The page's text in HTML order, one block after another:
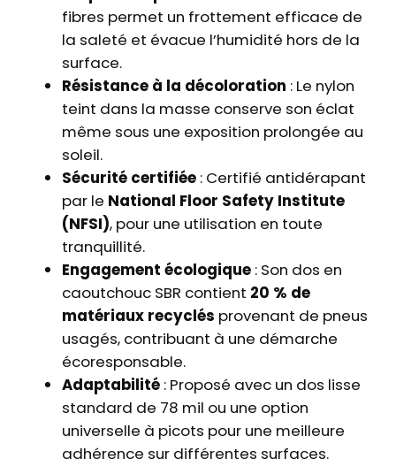
fibres permet un frottement efficace de
la saleté et évacue l’humidité hors de la
surface.
Résistance à la décoloration : Le nylon
teint dans la masse conserve son éclat
même sous une exposition prolongée au
soleil.
Sécurité certifiée: Certifié antidérapant
par le National Floor Safety Institute
(NFSI), pour une utilisation en toute
tranquillité.
Engagement écologique: Son dos en
caoutchouc SBR contient 20 % de
matériaux recyclés provenant de pneus
usagés, contribuant à une démarche
écoresponsable.
Adaptabilité: Proposé avec un dos lisse
standard de 78 mil ou une option
universelle à picots pour une meilleure
adhérence sur différentes surfaces.